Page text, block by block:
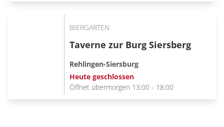
BIERGARTEN
Taverne zur Burg Siersberg
Rehlingen-Siersburg
Heute geschlossen
Öffnet übermorgen 13:00 - 18:00